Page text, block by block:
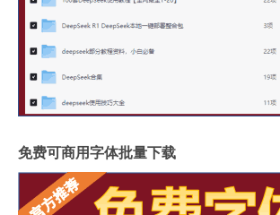
免费可商用字体批量下载